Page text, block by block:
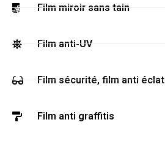
Film miroir sans tain
Film anti-UV
Film sécurité, film anti éclat
Film anti graffitis